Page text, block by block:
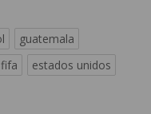
guatemala
fifa
estados unidos